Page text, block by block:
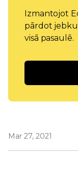
Izmantojot
pārdot
visā pasaulē.
Mar 27, 2021